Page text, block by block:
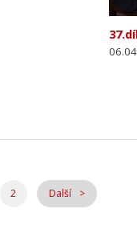
2 Další